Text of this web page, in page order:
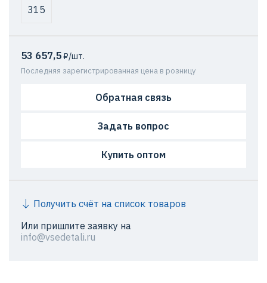
315
53 657,5₽/шт.
Последняя зарегистрированная цена в розницу
Обратная связь
Задать вопрос
Купить оптом
Получить счёт на список товаров
Или пришлите заявку на
info@vsedetali.ru